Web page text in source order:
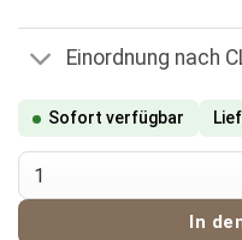
Einordnung nach
Sofort verfügbar
Syndikat Aroma Koolada
In